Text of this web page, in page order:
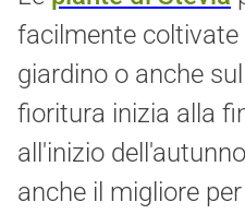
facilmente coltivate
giardino o anche
fioritura inizia alla
all'inizio
anche il migliore